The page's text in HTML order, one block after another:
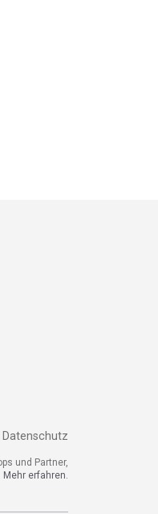
Datenschutz
und Partner,
erfahren.